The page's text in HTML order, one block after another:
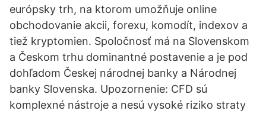
európsky trh, na ktorom umožňuje online
obchodovanie akcii, forexu, komodít, indexov a
tiež kryptomien. Spoločnosť má na Slovenskom
a Českom trhu dominantné postavenie a je pod
dohľadom Českej národnej banky a Národnej
banky Slovenska. Upozornenie: CFD sú
komplexné nástroje a nesú vysoké riziko straty